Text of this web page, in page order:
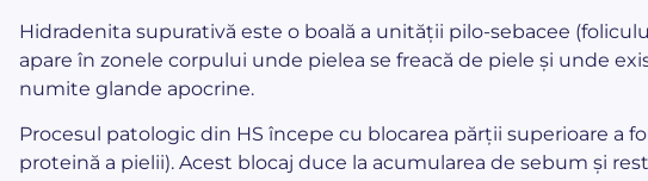
Hidradenita supurativă este o boală a unității pilo-sebacee
apare în zonele corpului unde pielea se freacă de piele și unde
numite glande apocrine.
Procesul patologic din HS începe cu blocarea părții superioare a
proteină a pielii). Acest blocaj duce la acumularea de sebum și